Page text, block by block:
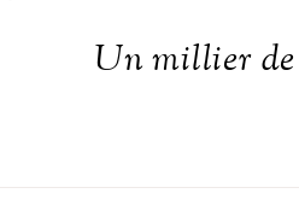
Un millier de